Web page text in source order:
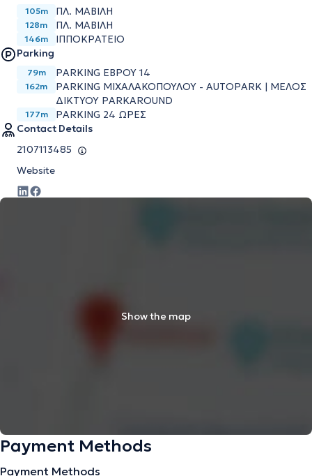
105m ΠΛ. ΜΑΒΙΛΗ
128m ΠΛ. ΜΑΒΙΛΗ
146m
ΙΠΠΟΚΡΑΤΕΙΟ
Parking
79m PARKING ΕΒΡΟΥ 14
162m
PARKING ΜΙΧΑΛΑΚΟΠΟΥΛΟΥ - AUTOPARK | ΜΕΛΟΣ
ΔΙΚΤΥΟΥ PARKAROUND
177m
PARKING 24 ΩΡΕΣ
Contact Details
2107113485
Website
Show the map
Payment Methods
Payment Methods